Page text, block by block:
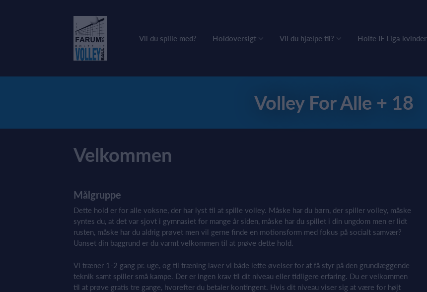
Vil du spille med? Holdoversigt Vil du hjælpe til? Holte IF Liga kvinder
Volley For Alle + 18
Velkommen
Målgruppe
Dette hold er for alle voksne, der har lyst til at spille volley. Måske har du børn, der spiller volley, måske
syntes du, at det var sjovt i gymnasiet for mange år siden, måske har du spillet i din ungdom men er lidt
rusten, måske har du aldrig prøvet men vil gerne finde en motionsform med fokus på socialt samvær?
Uanset din baggrund er du varmt velkommen til at prøve dette hold.
Vi træner 1-2 gang pr. uge, og til træning laver vi både lette øvelser for at få styr på den grundlæggende
teknik samt spiller små kampe. Der er ingen krav til dit niveau eller tidligere erfaring. Du er velkommen
til at prøve gratis tre gange, hvorefter du betaler kontingent. Hvis dit niveau viser sig at være for højt